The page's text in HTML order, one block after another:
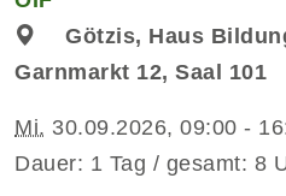
Götzis, Haus
Garnmarkt 12, Saal 101
Mi. 30.09.2026, 09:00 -
Dauer: 1 Tag / gesamt: 8